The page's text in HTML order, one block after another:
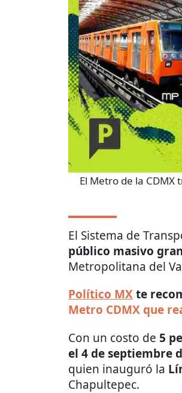
El Metro de la
El Sistema de
público masivo
Metropolitana del
Político MXte
Metro CDMX que
Con un costo de 5
el 4 de septiembre
quien inauguró la
Chapultepec.